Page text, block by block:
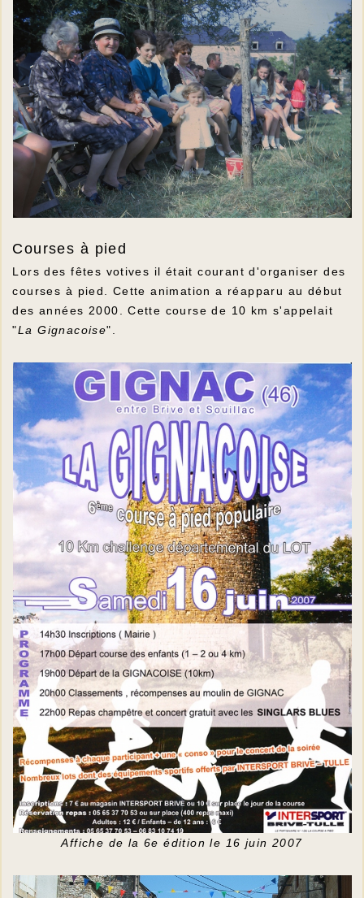
Courses à pied
Lors des fêtes votives il était courant d'organiser des
courses à pied. Cette animation a réapparu au début
des années 2000. Cette course de 10 km s'appelait
"La Gignacoise".
Affiche de la 6e édition le 16 juin 2007